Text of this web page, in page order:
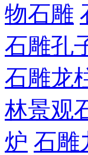
物石雕
石雕孔
石雕龙
林景观
炉 石雕